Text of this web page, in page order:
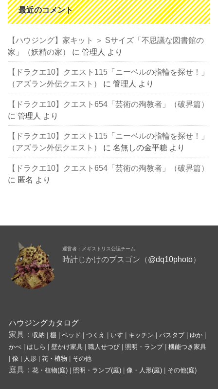
最近のコメント
【ハウジング】家キット ＞ Sサイズ「不思議な図書館の
家」（妖精の家）
に管理人 より
【ドラクエ10】クエスト115「ニーベルの指輪を探せ！」
（アズラン外伝クエスト）
に管理人 より
【ドラクエ10】クエスト654「芸術の殉教者」（破界篇）
に管理人 より
【ドラクエ10】クエスト115「ニーベルの指輪を探せ！」
（アズラン外伝クエスト）
に名無しの金平糖 より
【ドラクエ10】クエスト654「芸術の殉教者」（破界篇）
に 匿名 より
運営者：メギストリス公認チーム
時計じかけのプスゴン（@dq10photo）
ハウジングカタログ
家具： 収納 棚 ベッド つくえ いす キッチン バスタブ| ゆか|
かべ| はしら 壁かけ家具| 職人せつび| 照明・ランプ| 機能つき家具
像| 人形| 花・植物 その他
庭具： 花・植物(庭)| 照明・ランプ(庭)| 像・人形(庭) その他(庭)